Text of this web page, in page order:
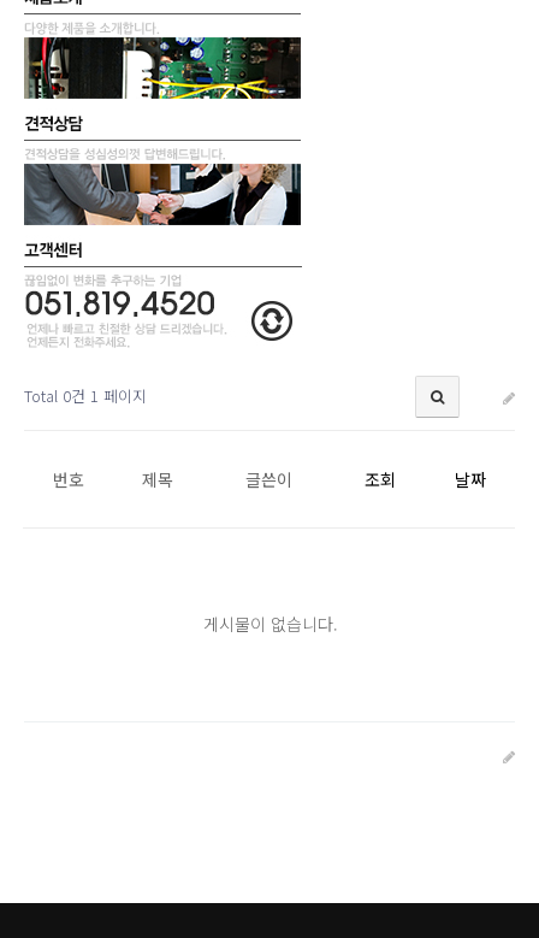
Total 0건 1 페이지
번호 제목 글쓴이 조회 날짜
게시물이 없습니다.